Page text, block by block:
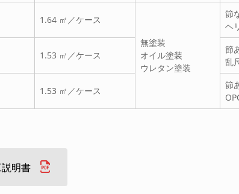
1.64 ㎡／ケース
無塗装
オイル塗装
ウレタン塗装
節
ヘ
1.53 ㎡／ケース
節
乱
1.53 ㎡／ケース
節
明書